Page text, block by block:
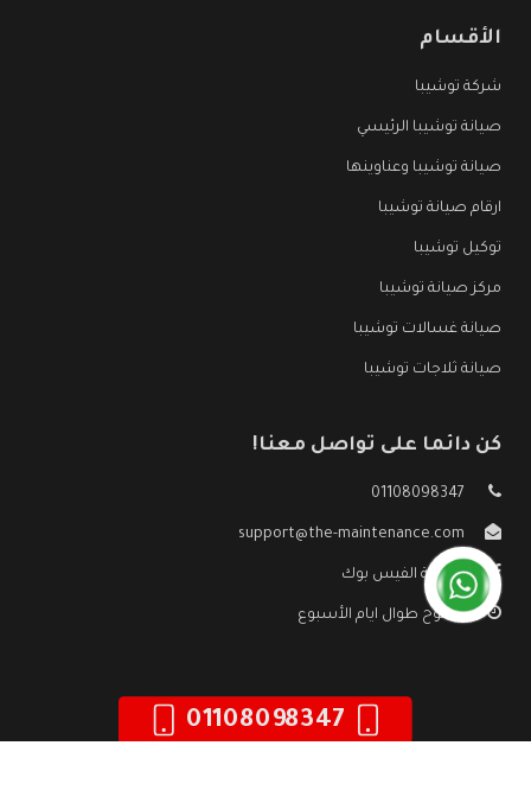
الأقسام
شركة توشيبا
صيانة توشيبا الرئيسي
صيانة توشيبا وعناوينها
ارقام صيانة توشيبا
توكيل توشيبا
مركز صيانة توشيبا
صيانة غسالات توشيبا
صيانة ثلاجات توشيبا
كن دائما على تواصل معنا!
01108098347
support@the-maintenance.com
صفحة الفيس بوك
مفتوح طوال ايام الأسبوع
01108098347